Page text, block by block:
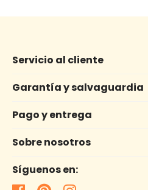
Servicio al cliente
Garantía y salvaguardia
Pago y entrega
Sobre nosotros
Síguenos en: